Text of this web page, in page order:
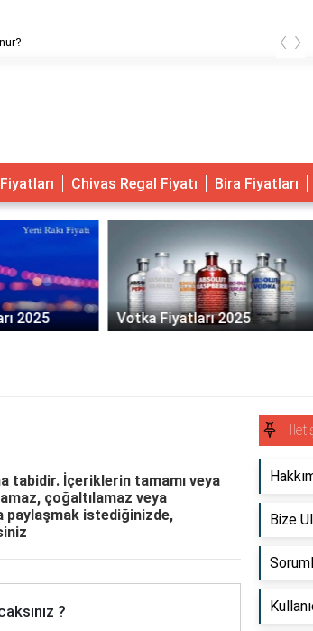
‹ ›
Chivas Regal Fiyatı Bira Fiyatları
2025 Votka Fiyatları 2025
tabidir. İçeriklerin tamamı veya
çoğaltılamaz veya
paylaşmak istediğinizde,
?
Bize